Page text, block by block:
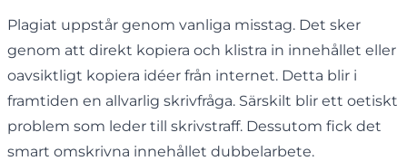
Plagiat uppstår genom vanliga misstag. Det sker
genom att direkt kopiera och klistra in innehållet eller
oavsiktligt kopiera idéer från internet. Detta blir i
framtiden en allvarlig skrivfråga. Särskilt blir ett oetiskt
problem som leder till skrivstraff. Dessutom fick det
smart omskrivna innehållet dubbelarbete.